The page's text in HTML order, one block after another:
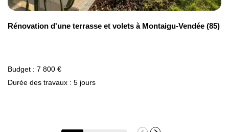
Rénovation d'une terrasse et volets à Montaigu-Vendée (85)
Budget : 7 800 €
Durée des travaux : 5 jours